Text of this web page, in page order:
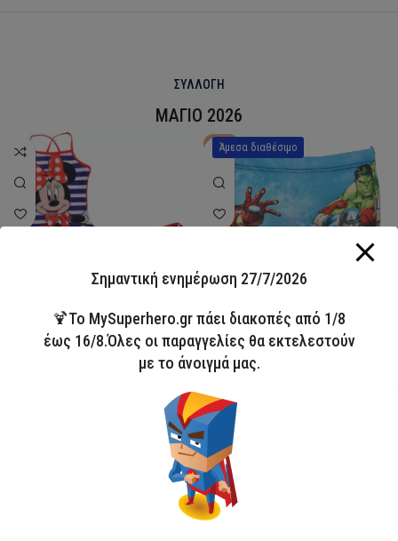
ΣΥΛΛΟΓΗ
ΜΑΓΙΟ 2026
Disney Minnie Σετ Μαγιό &
Σαρόνγκ
Άμεσα διαθέσιμο
HOT
Παιδικό Μαγιό Boxer Avengers
Avengers
Επιλογή
SKU:AVE23-0281
My Super Hero
Σημαντική ενημέρωση 27/7/2026
🍹Το MySuperhero.gr πάει διακοπές από 1/8
έως 16/8.Όλες οι παραγγελίες θα εκτελεστούν
με το άνοιγμά μας.